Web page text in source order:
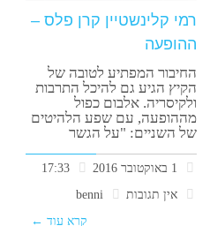
רמי קלינשטיין קרן פלס –
ההופעה
החיבור המפתיע לטובה של
הקיץ הגיע גם להיכל התרבות
ולקיסריה. אלבום כפול
מההופעה, עם שפע הלהיטים
של השניים: "על הגשר
אין תגובות
benni
קרא עוד ←